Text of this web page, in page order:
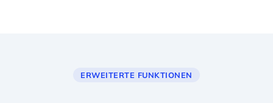
ERWEITERTE FUNKTIONEN